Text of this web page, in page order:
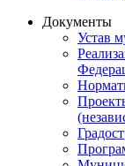
Документы
Устав